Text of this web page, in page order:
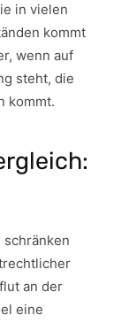
in vielen
kommt
wenn auf
steht, die
kommt.
an der
eine